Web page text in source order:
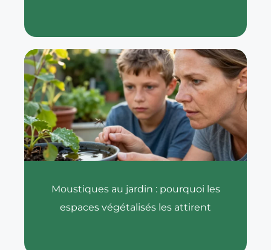
Moustiques au jardin : pourquoi les
espaces végétalisés les attirent